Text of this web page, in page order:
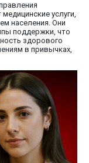
услуги,
населения. Они
поддержки, что
здорового
в привычках,